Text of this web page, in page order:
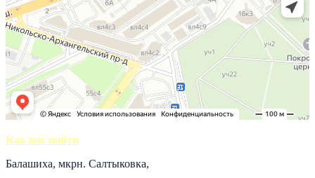
Как нас найти
Балашиха, мкрн. Салтыковка,